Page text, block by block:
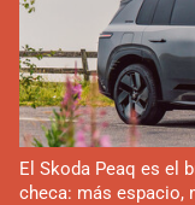
El Skoda Peaq es el
checa: más espacio,